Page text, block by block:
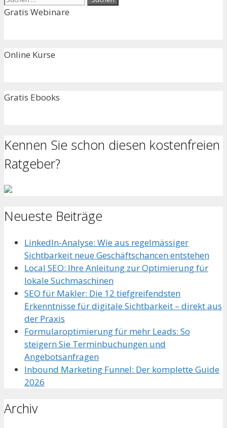
nach:
Gratis Webinare
Online Kurse
Gratis Ebooks
Kennen Sie schon diesen kostenfreien
Ratgeber?
Neueste Beiträge
LinkedIn-Analyse: Wie aus regelmässiger
Sichtbarkeit neue Geschäftschancen entstehen
Local SEO: Ihre Anleitung zur Optimierung für
lokale Suchmaschinen
SEO für Makler: Die 12 tiefgreifendsten
Erkenntnisse für digitale Sichtbarkeit – direkt aus
der Praxis
Formularoptimierung für mehr Leads: So
steigern Sie Terminbuchungen und
Angebotsanfragen
Inbound Marketing Funnel: Der komplette Guide
2026
Archiv